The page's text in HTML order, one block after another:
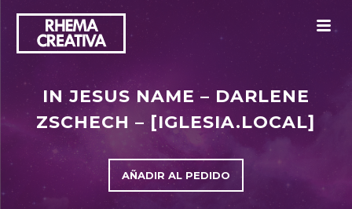
IN JESUS NAME – DARLENE
ZSCHECH – [IGLESIA.LOCAL]
AÑADIR AL PEDIDO